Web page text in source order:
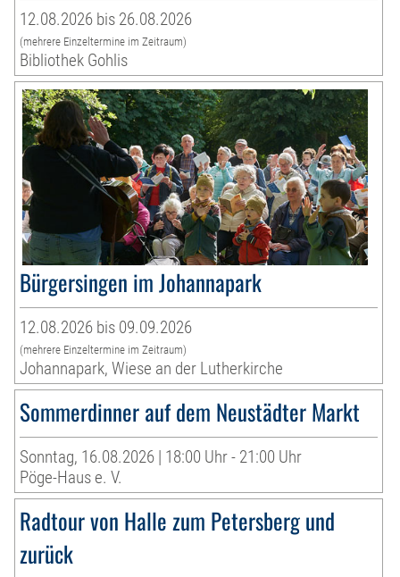
12.08.2026 bis 26.08.2026
(mehrere Einzeltermine im Zeitraum)
Bibliothek Gohlis
Bürgersingen im Johannapark
12.08.2026 bis 09.09.2026
(mehrere Einzeltermine im Zeitraum)
Johannapark, Wiese an der Lutherkirche
Sommerdinner auf dem Neustädter Markt
Sonntag, 16.08.2026 | 18:00 Uhr - 21:00 Uhr
Pöge-Haus e. V.
Radtour von Halle zum Petersberg und
zurück